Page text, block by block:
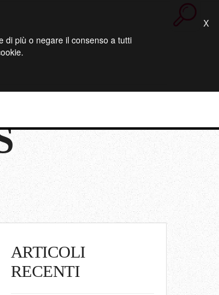
di più o negare il consenso a tutti
X
ARTICOLI
RECENTI